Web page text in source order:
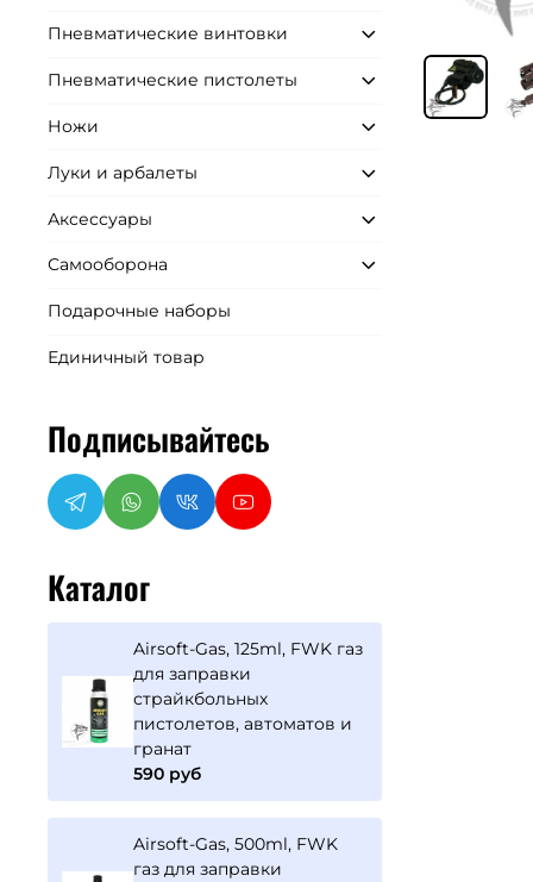
Пневматические винтовки
Пневматические пистолеты
Ножи
Луки и арбалеты
Аксессуары
Самооборона
Подарочные наборы
Единичный товар
Подписывайтесь
Каталог
Airsoft-Gas, 125ml, FWK газ
для заправки
страйкбольных
пистолетов, автоматов и
гранат
590 руб
Airsoft-Gas, 500ml, FWK
газ для заправки